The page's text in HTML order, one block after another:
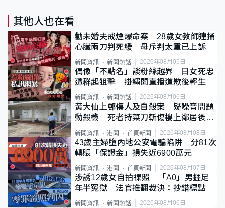
其他人也在看
勸未婚夫戒煙爆命案 28歲女教師連捅
心臟兩刀判死緩 母斥判太重已上訴
新聞資訊 新聞熱話 2026年08月05日
偶像「不點名」談粉絲越界 日女死忠
遭群起狙擊 掛繩開直播道歉後輕生
新聞資訊 新聞熱話 2026年08月06日
黃大仙上邨傷人及自殺案 疑噪音問題
動殺機 死者持菜刀斬傷樓上鄰居後墮
新聞資訊 港聞 首頁新聞 2026年08月08日
43歲主婦墮內地公安電騙陷阱 分81次
轉賬「保證金」損失近6900萬元
新聞資訊 港聞 首頁新聞 2026年08月07日
涉誘12歲女自拍祼照 「A0」男捱足
年半冤獄 法官推翻裁決：抄錯標點
新聞資訊 新聞熱話 2026年08月06日